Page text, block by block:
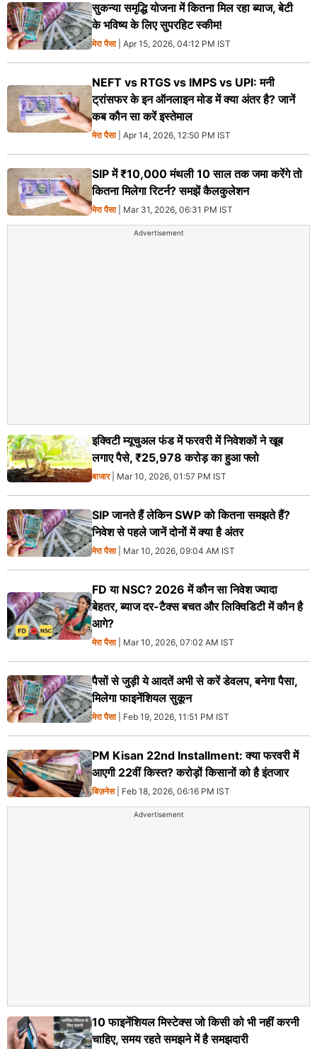
सुकन्या समृद्धि योजना में कितना मिल रहा ब्याज, बेटी
के भविष्य के लिए सुपरहिट स्कीम!
मेरा पैसा| Apr 15, 2026, 04:12 PM IST
NEFT vs RTGS vs IMPS vs UPI: मनी
ट्रांसफर के इन ऑनलाइन मोड में क्या अंतर है? जानें
कब कौन सा करें इस्तेमाल
मेरा पैसा| Apr 14, 2026, 12:50 PM IST
SIP में ₹10,000 मंथली 10 साल तक जमा करेंगे तो
कितना मिलेगा रिटर्न? समझें कैलकुलेशन
मेरा पैसा| Mar 31, 2026, 06:31 PM IST
Advertisement
इक्विटी म्यूचुअल फंड में फरवरी में निवेशकों ने खूब
लगाए पैसे, ₹25,978 करोड़ का हुआ फ्लो
बाजार| Mar 10, 2026, 01:57 PM IST
SIP जानते हैं लेकिन SWP को कितना समझते हैं?
निवेश से पहले जानें दोनों में क्या है अंतर
मेरा पैसा| Mar 10, 2026, 09:04 AM IST
FD या NSC? 2026 में कौन सा निवेश ज्यादा
बेहतर, ब्याज दर-टैक्स बचत और लिक्विडिटी में कौन है
आगे?
मेरा पैसा| Mar 10, 2026, 07:02 AM IST
पैसों से जुड़ी ये आदतें अभी से करें डेवलप, बनेगा पैसा,
मिलेगा फाइनेंशियल सुकून
मेरा पैसा| Feb 19, 2026, 11:51 PM IST
PM Kisan 22nd Installment: क्या फरवरी में
आएगी 22वीं किस्त? करोड़ों किसानों को है इंतजार
बिज़नेस| Feb 18, 2026, 06:16 PM IST
Advertisement
10 फाइनेंशियल मिस्टेक्स जो किसी को भी नहीं करनी
चाहिए, समय रहते समझने में है समझदारी